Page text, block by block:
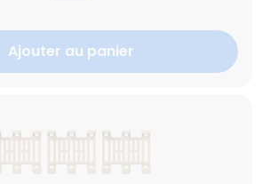
Ajouter au panier